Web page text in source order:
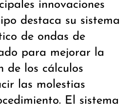
innovaciones
destaca su sistema
de ondas de
para mejorar la
de los cálculos
las molestias
El sistema